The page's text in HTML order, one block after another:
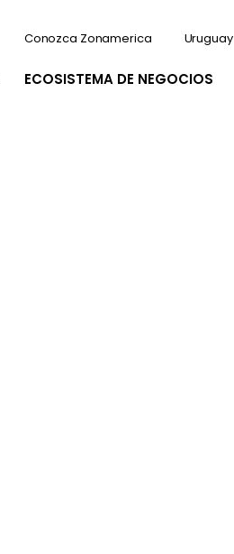
ECOSISTEMA DE NEGOCIOS
Conozca Zonamerica Uruguay